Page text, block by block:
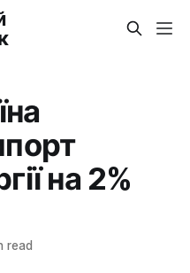
на 2%
read